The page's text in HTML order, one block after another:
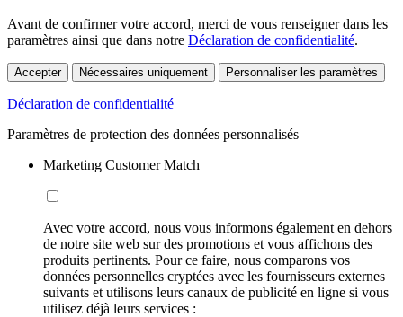
Avant de confirmer votre accord, merci de vous renseigner dans les
paramètres ainsi que dans notre Déclaration de confidentialité.
Accepter Nécessaires uniquement Personnaliser les paramètres
Déclaration de confidentialité
Paramètres de protection des données personnalisés
Marketing Customer Match
Avec votre accord, nous vous informons également en dehors
de notre site web sur des promotions et vous affichons des
produits pertinents. Pour ce faire, nous comparons vos
données personnelles cryptées avec les fournisseurs externes
suivants et utilisons leurs canaux de publicité en ligne si vous
utilisez déjà leurs services :